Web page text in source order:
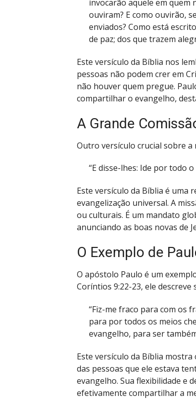
invocarão aquele em quem
ouviram? E como ouvirão,
enviados? Como está
de paz; dos que trazem
Este versículo da Bíblia nos
pessoas não podem crer em
não houver quem pregue.
compartilhar o evangelho,
A Grande
Outro versículo crucial sobre a
“E disse-lhes: Ide por todo
Este versículo da Bíblia é uma
evangelização universal. A
ou culturais. É um mandato
anunciando as boas novas de
O Exemplo de
O apóstolo Paulo é um
Coríntios 9:22-23, ele descreve
“Fiz-me fraco para com os
para por todos os meios
evangelho, para ser
Este versículo da Bíblia
das pessoas que ele estava
evangelho. Sua flexibilidade e
efetivamente compartilhar a